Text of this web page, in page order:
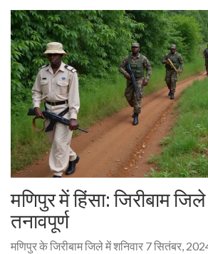
मणिपुर में हिंसा: जिरीबाम
तनावपूर्ण
मणिपुर के जिरीबाम जिले में शनिवार 7 सितंबर,